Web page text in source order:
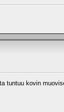
tuntuu kovin